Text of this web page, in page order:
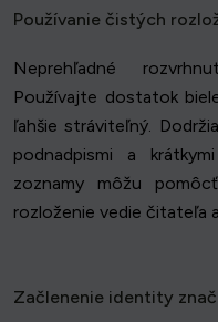
Používanie čistých
Neprehľadné
Používajte dostatok
ľahšie stráviteľný.
podnadpismi a
zoznamy môžu
rozloženie vedie čitateľa
Začlenenie identity